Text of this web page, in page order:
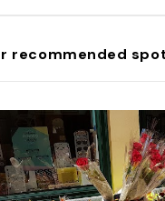
recommended